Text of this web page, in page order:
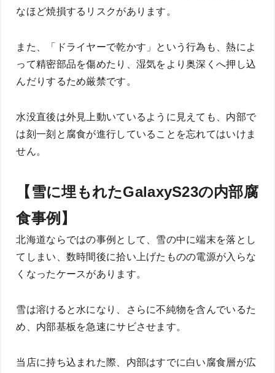
なほど焼損するリスクがあります。
また、「ドライヤーで乾かす」という行為も、熱によ
って精密部品を傷めたり、湿気をより奥深くへ押し込
んだりするため厳禁です。
水没直後は外見上動いているように見えても、内部で
は刻一刻と腐食が進行していることを忘れてはいけま
せん。
【雪に埋もれたGalaxyS23の内部腐
食事例】
北海道ならではの事例として、雪の中に端末を落とし
てしまい、数時間後に拾い上げたものの電源が入らな
くなったケースがあります。
雪は溶けると水になり、さらに不純物を含んでいるた
め、内部基板を急速にサビさせます。
当店に持ち込まれた際、内部はすでに白い腐食層が広